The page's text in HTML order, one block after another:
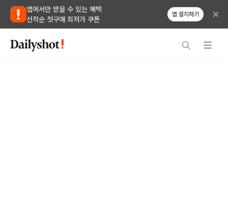
앱에서만 받을 수 있는 혜택
선착순 첫구매 최저가 쿠폰
앱 설치하기